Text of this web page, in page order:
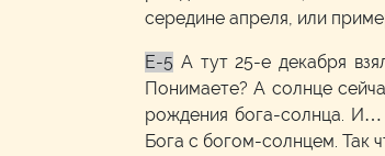
середине апреля, или
E-5 А тут 25-е декабря
Понимаете? А солнце
рождения бога-солнца. И…
Бога с богом-солнцем. Так